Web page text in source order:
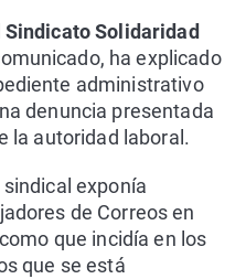
Sindicato Solidaridad
ha explicado
administrativo
denuncia presentada
la autoridad laboral.
exponía
de Correos en
que incidía en los
que se está